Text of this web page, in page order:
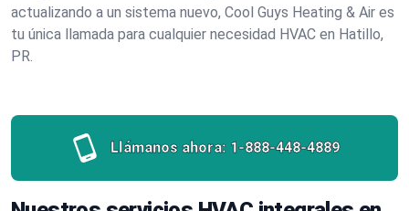
actualizando a un sistema nuevo, Cool Guys Heating & Air es
tu única llamada para cualquier necesidad HVAC en Hatillo,
PR.
Llámanos ahora: 1-888-448-4889